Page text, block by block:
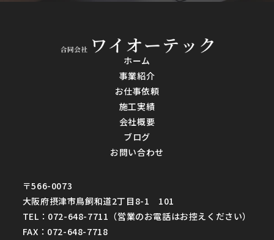
ホーム
事業紹介
お仕事依頼
施工実績
会社概要
ブログ
お問い合わせ
〒566-0073
大阪府摂津市鳥飼和道2丁目8-1 101
TEL：072-648-7711（営業のお電話はお控えください）
FAX：072-648-7718